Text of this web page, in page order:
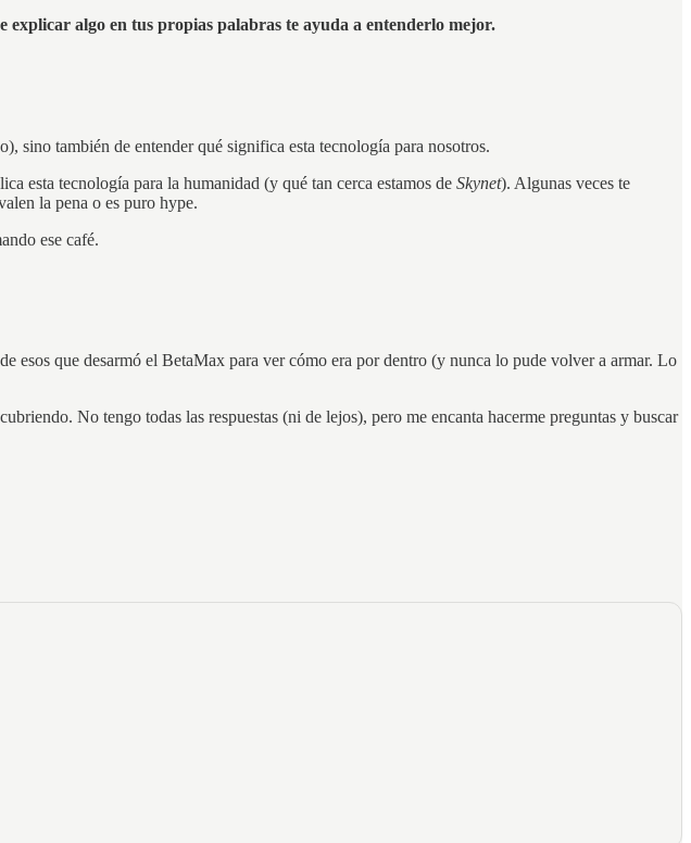
explicar algo en tus propias palabras te ayuda a entenderlo mejor.
sino también de entender qué significa esta tecnología para nosotros.
esta tecnología para la humanidad (y qué tan cerca estamos de Skynet). Algunas veces te
la pena o es puro hype.
ese café.
esos que desarmó el BetaMax para ver cómo era por dentro (y nunca lo pude volver a armar. Lo
No tengo todas las respuestas (ni de lejos), pero me encanta hacerme preguntas y buscar